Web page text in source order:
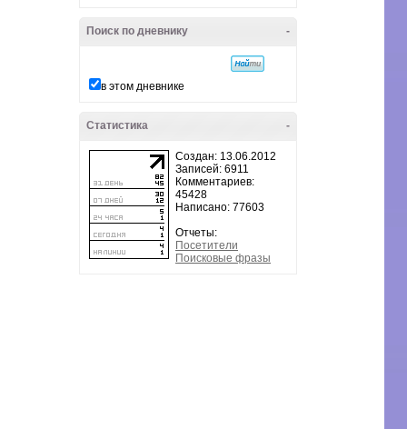
-
Поиск по дневнику
в этом дневнике
-
Статистика
Создан: 13.06.2012
Записей: 6911
Комментариев:
45428
Написано: 77603
Отчеты:
Посетители
Поисковые фразы